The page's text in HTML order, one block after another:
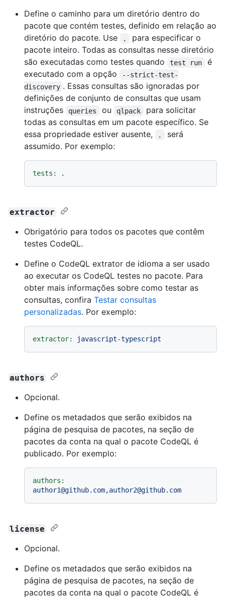
Define o caminho para um diretório dentro do
pacote que contém testes, definido em relação ao
diretório do pacote. Use
.
para especificar o
pacote inteiro. Todas as consultas nesse diretório
são executadas como testes quando
test run
é
executado com a opção
--strict-test-
discovery . Essas consultas são ignoradas por
definições de conjunto de consultas que usam
instruções
queries ou qlpack
para solicitar
todas as consultas em um pacote específico. Se
essa propriedade estiver ausente,
.
será
assumido. Por exemplo:
tests: .
extractor
Obrigatório para todos os pacotes que contêm
testes CodeQL.
Define o CodeQL extrator de idioma a ser usado
ao executar os CodeQL testes no pacote. Para
obter mais informações sobre como testar as
consultas, confira Testar consultas
personalizadas. Por exemplo:
extractor: javascript-typescript
authors
Opcional.
Define os metadados que serão exibidos na
página de pesquisa de pacotes, na seção de
pacotes da conta na qual o pacote CodeQL é
publicado. Por exemplo:
authors:
author1@github.com,author2@github.com
license
Opcional.
Define os metadados que serão exibidos na
página de pesquisa de pacotes, na seção de
pacotes da conta na qual o pacote CodeQL é